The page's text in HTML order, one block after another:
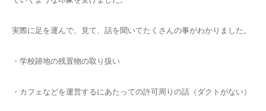
実際に足を運んで、見て、話を聞いてたくさんの事がわかりました。
・学校跡地の残置物の取り扱い
・カフェなどを運営するにあたっての許可周りの話（ダクトがない）